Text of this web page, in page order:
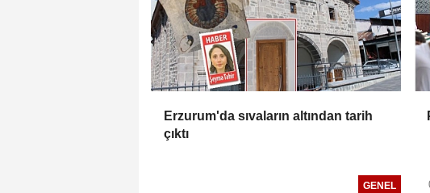
Erzurum'da sıvaların altından tarih
çıktı
GENEL